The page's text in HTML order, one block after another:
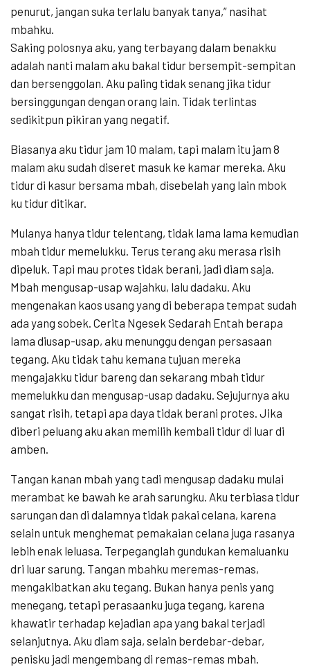
penurut, jangan suka terlalu banyak tanya,” nasihat
mbahku.
Saking polosnya aku, yang terbayang dalam benakku
adalah nanti malam aku bakal tidur bersempit-sempitan
dan bersenggolan. Aku paling tidak senang jika tidur
bersinggungan dengan orang lain. Tidak terlintas
sedikitpun pikiran yang negatif.
Biasanya aku tidur jam 10 malam, tapi malam itu jam 8
malam aku sudah diseret masuk ke kamar mereka. Aku
tidur di kasur bersama mbah, disebelah yang lain mbok
ku tidur ditikar.
Mulanya hanya tidur telentang, tidak lama lama kemudian
mbah tidur memelukku. Terus terang aku merasa risih
dipeluk. Tapi mau protes tidak berani, jadi diam saja.
Mbah mengusap-usap wajahku, lalu dadaku. Aku
mengenakan kaos usang yang di beberapa tempat sudah
ada yang sobek. Cerita Ngesek Sedarah Entah berapa
lama diusap-usap, aku menunggu dengan persasaan
tegang. Aku tidak tahu kemana tujuan mereka
mengajakku tidur bareng dan sekarang mbah tidur
memelukku dan mengusap-usap dadaku. Sejujurnya aku
sangat risih, tetapi apa daya tidak berani protes. Jika
diberi peluang aku akan memilih kembali tidur di luar di
amben.
Tangan kanan mbah yang tadi mengusap dadaku mulai
merambat ke bawah ke arah sarungku. Aku terbiasa tidur
sarungan dan di dalamnya tidak pakai celana, karena
selain untuk menghemat pemakaian celana juga rasanya
lebih enak leluasa. Terpeganglah gundukan kemaluanku
dri luar sarung. Tangan mbahku meremas-remas,
mengakibatkan aku tegang. Bukan hanya penis yang
menegang, tetapi perasaanku juga tegang, karena
khawatir terhadap kejadian apa yang bakal terjadi
selanjutnya. Aku diam saja, selain berdebar-debar,
penisku jadi mengembang di remas-remas mbah.